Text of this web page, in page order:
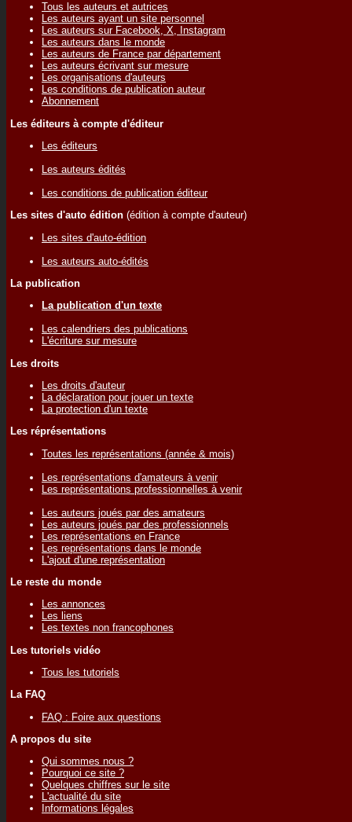
Tous les auteurs et autrices
Les auteurs ayant un site personnel
Les auteurs sur Facebook, X, Instagram
Les auteurs dans le monde
Les auteurs de France par département
Les auteurs écrivant sur mesure
Les organisations d'auteurs
Les conditions de publication auteur
Abonnement
Les éditeurs à compte d'éditeur
Les éditeurs
Les auteurs édités
Les conditions de publication éditeur
Les sites d'auto édition (édition à compte d'auteur)
Les sites d'auto-édition
Les auteurs auto-édités
La publication
La publication d'un texte
Les calendriers des publications
L'écriture sur mesure
Les droits
Les droits d'auteur
La déclaration pour jouer un texte
La protection d'un texte
Les réprésentations
Toutes les représentations (année & mois)
Les représentations d'amateurs à venir
Les représentations professionnelles à venir
Les auteurs joués par des amateurs
Les auteurs joués par des professionnels
Les représentations en France
Les représentations dans le monde
L'ajout d'une représentation
Le reste du monde
Les annonces
Les liens
Les textes non francophones
Les tutoriels vidéo
Tous les tutoriels
La FAQ
FAQ : Foire aux questions
A propos du site
Qui sommes nous ?
Pourquoi ce site ?
Quelques chiffres sur le site
L'actualité du site
Informations légales